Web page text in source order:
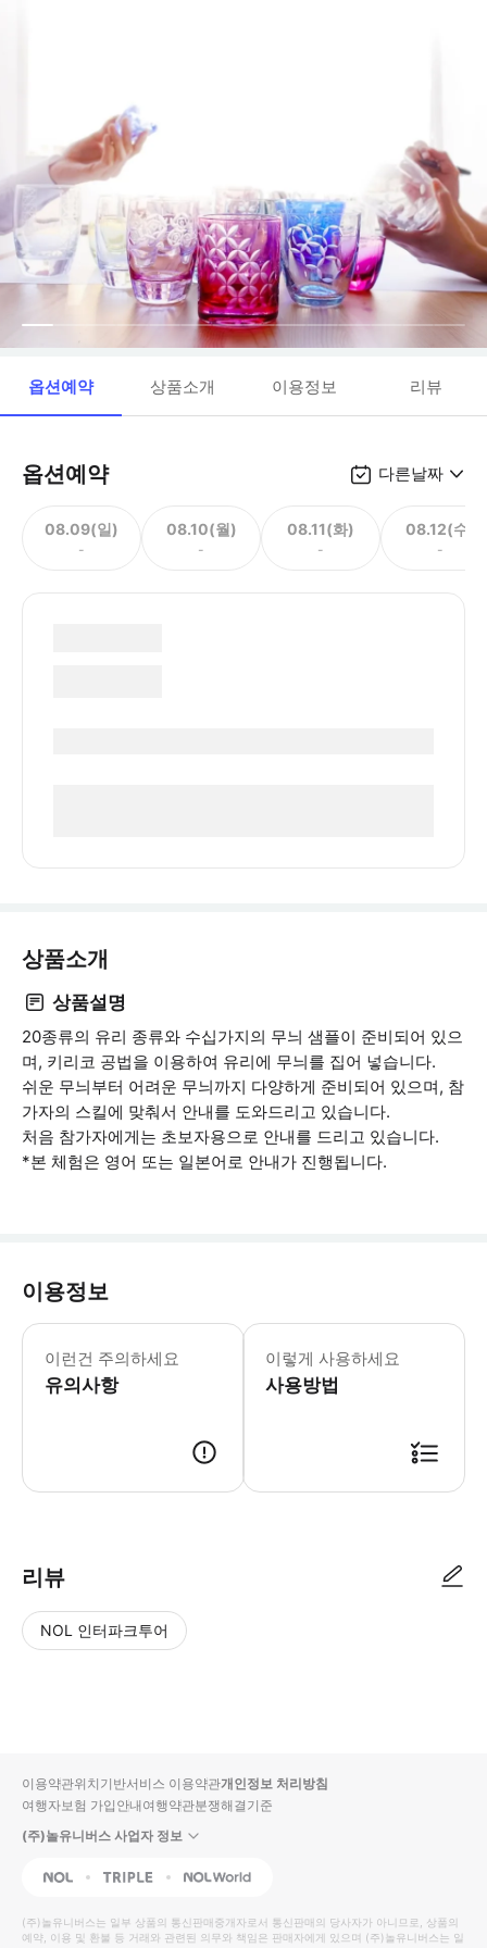
옵션예약 상품소개 이용정보 리뷰
옵션예약 다른날짜
08.09(일)
-
08.10(월)
-
08.11(화)
-
08.12(수)
-
상품소개
상품설명
20종류의 유리 종류와 수십가지의 무늬 샘플이 준비되어 있으
며, 키리코 공법을 이용하여 유리에 무늬를 집어 넣습니다.
쉬운 무늬부터 어려운 무늬까지 다양하게 준비되어 있으며, 참
가자의 스킬에 맞춰서 안내를 도와드리고 있습니다.
처음 참가자에게는 초보자용으로 안내를 드리고 있습니다.
*본 체험은 영어 또는 일본어로 안내가 진행됩니다.
이용정보
이런건 주의하세요
유의사항
이렇게 사용하세요
사용방법
리뷰
NOL 인터파크투어
입니
다.
높
은
동
영
순
상
이용약관위치기반서비스 이용약관개인정보 처리방침
여행자보험 가입안내여행약관분쟁해결기준
(주)놀유니버스 사업자 정보
NOL Triple Interpark Global
(주)놀유니버스는 일부 상품의 통신판매중개자로서 통신판매의 당사자가 아니므로, 상품의
예약, 이용 및 환불 등 거래와 관련된 의무와 책임은 판매자에게 있으며 (주)놀유니버스는 일